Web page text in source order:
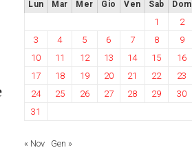
Lun Mar Mer Gio Ven Sab Dom
1
2
3
4 5 6 7 8
9
10
11 12 13 14 15
16
17
18 19 20 21 22
23
24
25 26 27 28 29
30
31
« Nov Gen »